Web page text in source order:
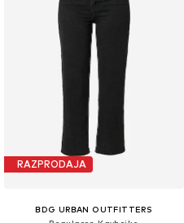
RAZPRODAJA
BDG URBAN OUTFITTERS